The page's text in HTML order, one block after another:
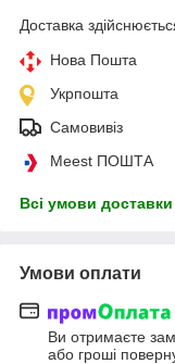
Доставка
Нова Пошта
Укрпошта
Самовивіз
Meest ПОШТА
Всі умови доставки
Умови оплати
Ви отримаєте
або гроші